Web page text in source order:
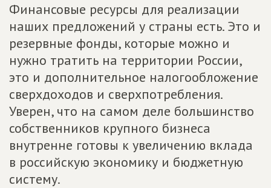
Финансовые ресурсы для реализации
наших предложений у страны есть. Это и
резервные фонды, которые можно и
нужно тратить на территории России,
это и дополнительное налогообложение
сверхдоходов и сверхпотребления.
Уверен, что на самом деле большинство
собственников крупного бизнеса
внутренне готовы к увеличению вклада
в российскую экономику и бюджетную
систему.